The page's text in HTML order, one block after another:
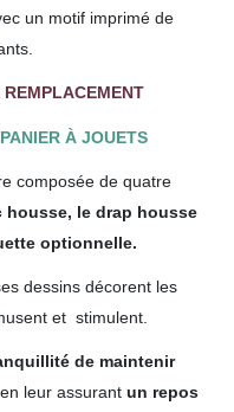
un motif imprimé de
REMPLACEMENT
À JOUETS
composée de quatre
housse, le drap housse
optionnelle.
dessins décorent les
et stimulent.
de maintenir
, en leur assurant un repos